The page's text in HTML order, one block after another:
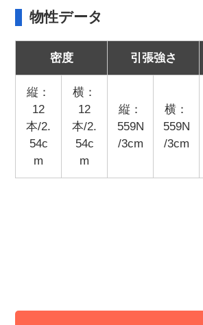
物性データ
密度 引張強さ
縦：
12
本/2.
54c
m
横：
12
本/2.
54c
m
縦：
559N
/3cm
横：
559N
/3cm